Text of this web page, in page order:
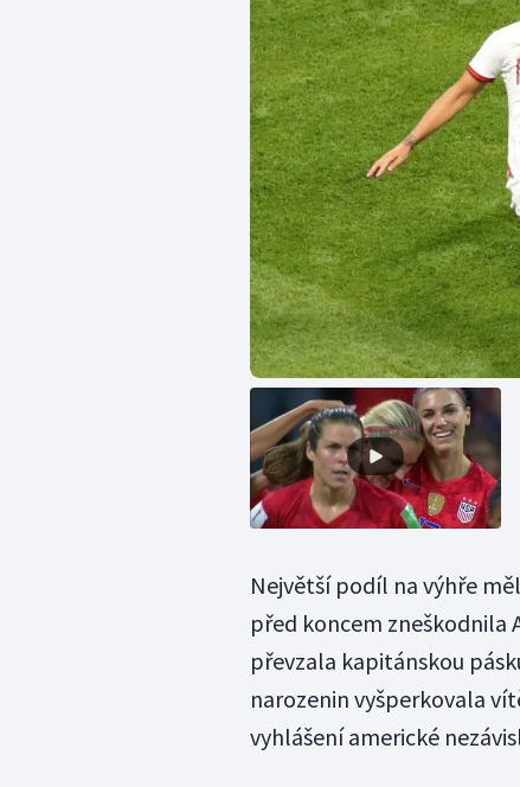
Největší podíl na výhře
před koncem zneškodnila
převzala kapitánskou
narozenin vyšperkovala
vyhlášení americké